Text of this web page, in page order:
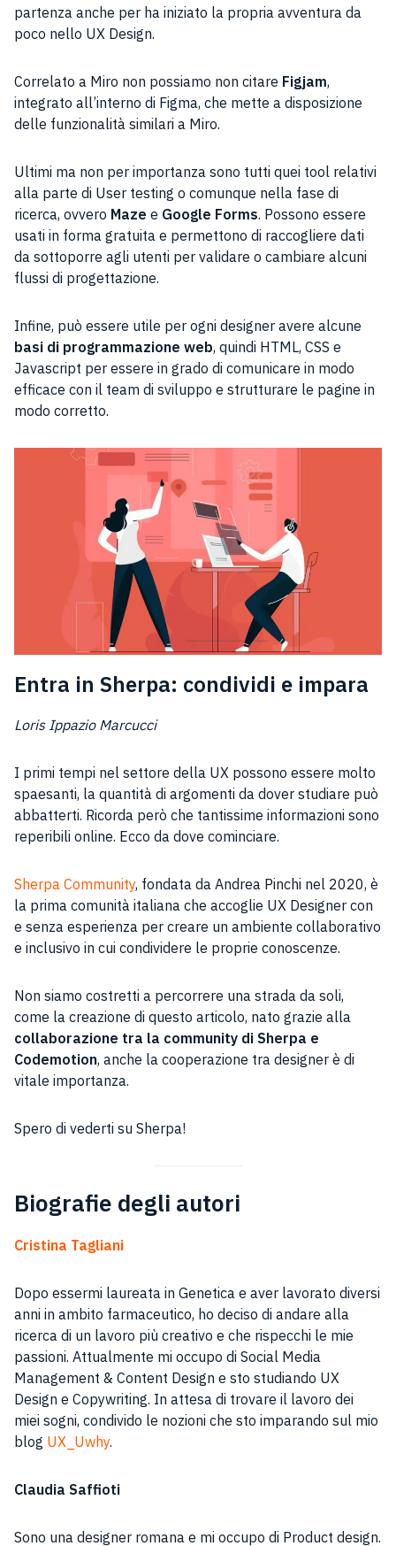
partenza anche per ha iniziato la propria avventura da
poco nello UX Design.
Correlato a Miro non possiamo non citare Figjam,
integrato all’interno di Figma, che mette a disposizione
delle funzionalità similari a Miro.
Ultimi ma non per importanza sono tutti quei tool relativi
alla parte di User testing o comunque nella fase di
ricerca, ovvero Maze e Google Forms. Possono essere
usati in forma gratuita e permettono di raccogliere dati
da sottoporre agli utenti per validare o cambiare alcuni
flussi di progettazione.
Infine, può essere utile per ogni designer avere alcune
basi di programmazione web, quindi HTML, CSS e
Javascript per essere in grado di comunicare in modo
efficace con il team di sviluppo e strutturare le pagine in
modo corretto.
Entra in Sherpa: condividi e impara
Loris Ippazio Marcucci
I primi tempi nel settore della UX possono essere molto
spaesanti, la quantità di argomenti da dover studiare può
abbatterti. Ricorda però che tantissime informazioni sono
reperibili online. Ecco da dove cominciare.
Sherpa Community, fondata da Andrea Pinchi nel 2020, è
la prima comunità italiana che accoglie UX Designer con
e senza esperienza per creare un ambiente collaborativo
e inclusivo in cui condividere le proprie conoscenze.
Non siamo costretti a percorrere una strada da soli,
come la creazione di questo articolo, nato grazie alla
collaborazione tra la community di Sherpa e
Codemotion, anche la cooperazione tra designer è di
vitale importanza.
Spero di vederti su Sherpa!
Biografie degli autori
Cristina Tagliani
Dopo essermi laureata in Genetica e aver lavorato diversi
anni in ambito farmaceutico, ho deciso di andare alla
ricerca di un lavoro più creativo e che rispecchi le mie
passioni. Attualmente mi occupo di Social Media
Management & Content Design e sto studiando UX
Design e Copywriting. In attesa di trovare il lavoro dei
miei sogni, condivido le nozioni che sto imparando sul mio
blog UX_Uwhy.
Claudia Saffioti
Sono una designer romana e mi occupo di Product design.